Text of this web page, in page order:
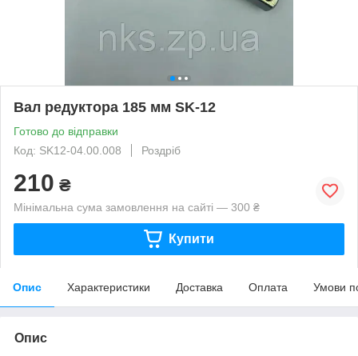
Вал редуктора 185 мм SK-12
Готово до відправки
Код: SK12-04.00.008
Роздріб
210 ₴
Мінімальна сума замовлення на сайті — 300 ₴
Купити
Опис Характеристики Доставка Оплата Умови
Опис